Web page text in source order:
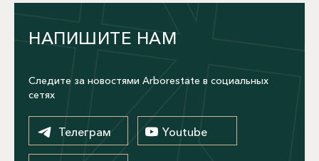
НАПИШИТЕ НАМ
Следите за новостями Arborestate в социальных
сетях
Телеграм Youtube